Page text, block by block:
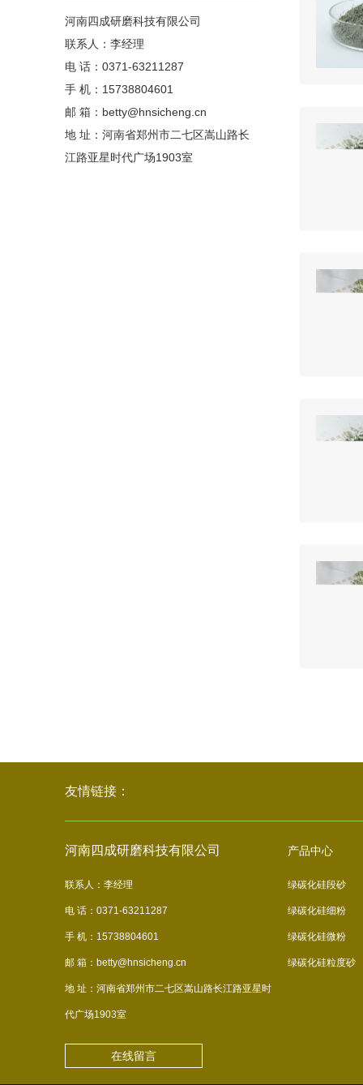
河南四成研磨科技有限公司
联系人：李经理
电 话：0371-63211287
手 机：15738804601
邮 箱：betty@hnsicheng.cn
地 址：河南省郑州市二七区嵩山路长
江路亚星时代广场1903室
友情链接：
河南四成研磨科技有限公司
联系人：李经理
电 话：0371-63211287
手 机：15738804601
邮 箱：betty@hnsicheng.cn
地 址：河南省郑州市二七区嵩山路长江路亚星时
代广场1903室
在线留言
产品中心
绿碳化硅段砂
绿碳化硅细粉
绿碳化硅微粉
绿碳化硅粒度砂